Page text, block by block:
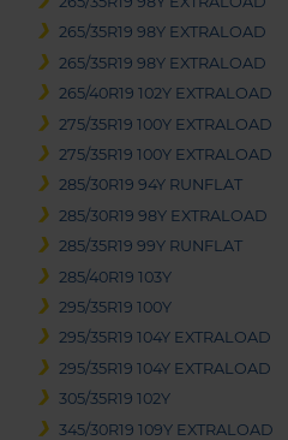
265/35R19 98Y EXTRALOAD
265/35R19 98Y EXTRALOAD
265/40R19 102Y EXTRALOAD
275/35R19 100Y EXTRALOAD
275/35R19 100Y EXTRALOAD
285/30R19 94Y RUNFLAT
285/30R19 98Y EXTRALOAD
285/35R19 99Y RUNFLAT
285/40R19 103Y
295/35R19 100Y
295/35R19 104Y EXTRALOAD
295/35R19 104Y EXTRALOAD
305/35R19 102Y
345/30R19 109Y EXTRALOAD